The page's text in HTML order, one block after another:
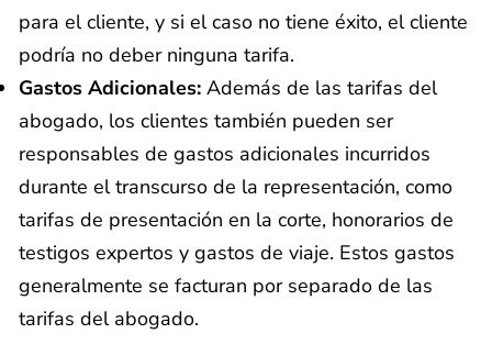
para el cliente, y si el caso no tiene éxito, el cliente
podría no deber ninguna tarifa.
Gastos Adicionales: Además de las tarifas del
abogado, los clientes también pueden ser
responsables de gastos adicionales incurridos
durante el transcurso de la representación, como
tarifas de presentación en la corte, honorarios de
testigos expertos y gastos de viaje. Estos gastos
generalmente se facturan por separado de las
tarifas del abogado.